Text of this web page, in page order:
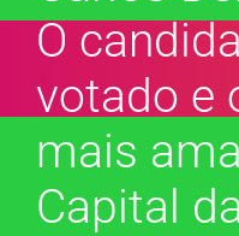
O
votado e
mais
Capital